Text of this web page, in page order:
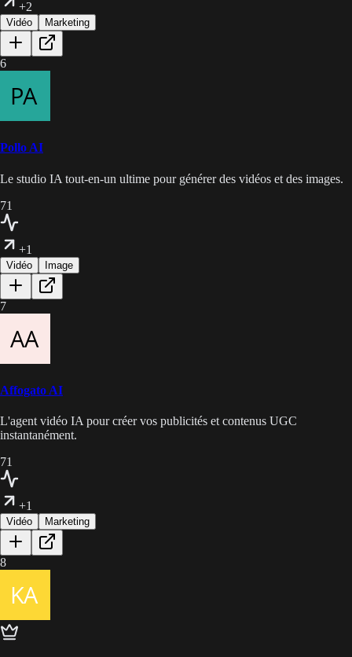
+2
Vidéo Marketing
6
Pollo AI
Le studio IA tout-en-un ultime pour générer des vidéos et des images.
71
+1
Vidéo Image
7
Affogato AI
L'agent vidéo IA pour créer vos publicités et contenus UGC
instantanément.
71
+1
Vidéo Marketing
8